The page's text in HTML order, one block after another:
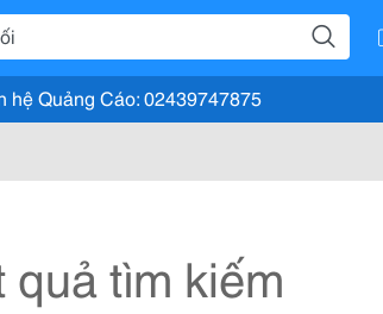
hệ Quảng Cáo: 02439747875
tìm kiếm